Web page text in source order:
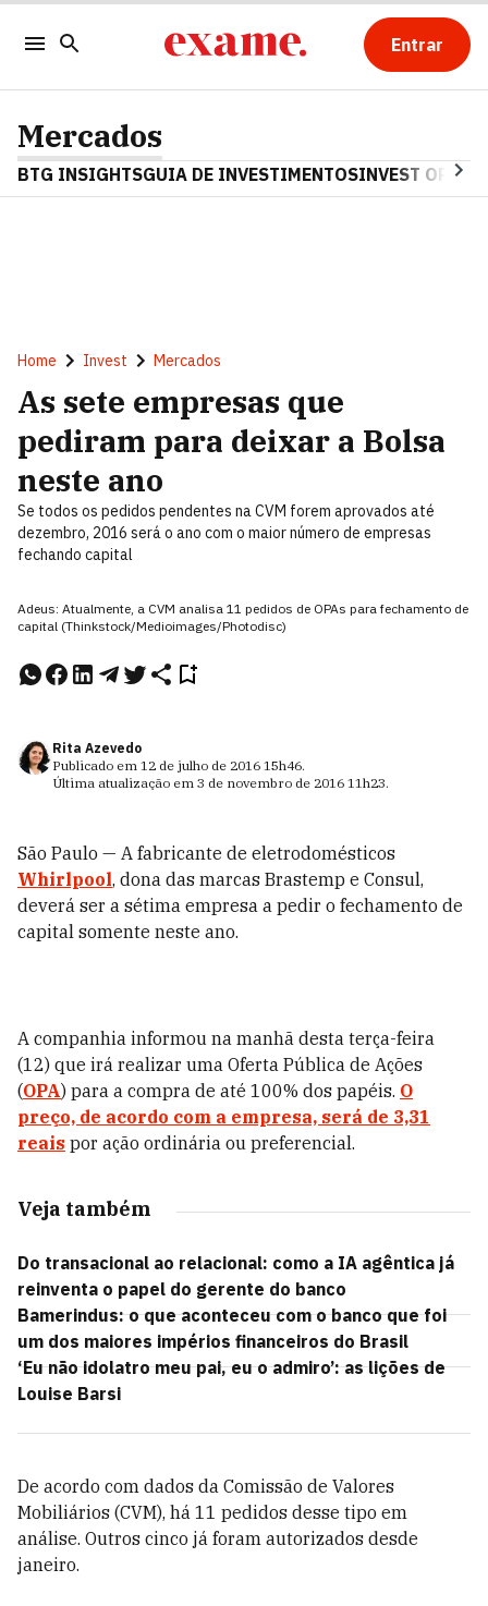
Entrar
Mercados
BTG INSIGHTSGUIA DE INVESTIMENTOSINVEST OPINA
Home Invest Mercados
As sete empresas que
pediram para deixar a Bolsa
neste ano
Se todos os pedidos pendentes na CVM forem aprovados até
dezembro, 2016 será o ano com o maior número de empresas
fechando capital
Adeus: Atualmente, a CVM analisa 11 pedidos de OPAs para fechamento de
capital (Thinkstock/Medioimages/Photodisc)
Rita Azevedo
Publicado em 12 de julho de 2016 15h46.
Última atualização em 3 de novembro de 2016 11h23.
São Paulo — A fabricante de eletrodomésticos
Whirlpool, dona das marcas Brastemp e Consul,
deverá ser a sétima empresa a pedir o fechamento de
capital somente neste ano.
A companhia informou na manhã desta terça-feira
(12) que irá realizar uma Oferta Pública de Ações
(OPA) para a compra de até 100% dos papéis. O
preço, de acordo com a empresa, será de 3,31
reais por ação ordinária ou preferencial.
Veja também
Do transacional ao relacional: como a IA agêntica já
reinventa o papel do gerente do banco
Bamerindus: o que aconteceu com o banco que foi
um dos maiores impérios financeiros do Brasil
‘Eu não idolatro meu pai, eu o admiro’: as lições de
Louise Barsi
De acordo com dados da Comissão de Valores
Mobiliários (CVM), há 11 pedidos desse tipo em
análise. Outros cinco já foram autorizados desde
janeiro.